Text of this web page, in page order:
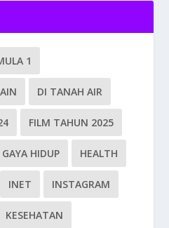
1
DI TANAH AIR
FILM TAHUN 2025
GAYA HIDUP HEALTH
INET INSTAGRAM
KESEHATAN